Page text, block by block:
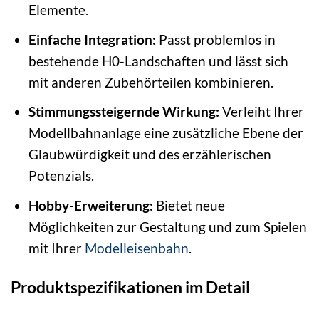
Elemente.
Einfache Integration: Passt problemlos in
bestehende H0-Landschaften und lässt sich
mit anderen Zubehörteilen kombinieren.
Stimmungssteigernde Wirkung: Verleiht Ihrer
Modellbahnanlage eine zusätzliche Ebene der
Glaubwürdigkeit und des erzählerischen
Potenzials.
Hobby-Erweiterung: Bietet neue
Möglichkeiten zur Gestaltung und zum Spielen
mit Ihrer Modelleisenbahn.
Produktspezifikationen im Detail